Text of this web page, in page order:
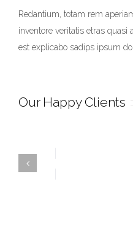
Redantium, totam rem
inventore veritatis etras quasi
est explicabo sadips ipsum
Our Happy Clients